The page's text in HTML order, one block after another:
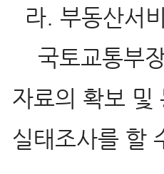
라. 부동산서
국토교통부
자료의 확보 및
실태조사를 할